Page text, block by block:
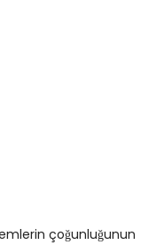
çoğunluğunun